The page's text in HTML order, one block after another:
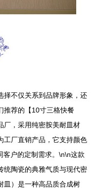
择不仅关系到品牌形象，还
推荐的【10寸三格快餐
厂，采用纯密胺美耐皿材
工厂直销产品，它支持颜色
客户的定制需求。\n\n这款
统陶瓷的典雅气质与现代密
皿）是一种高品质合成树